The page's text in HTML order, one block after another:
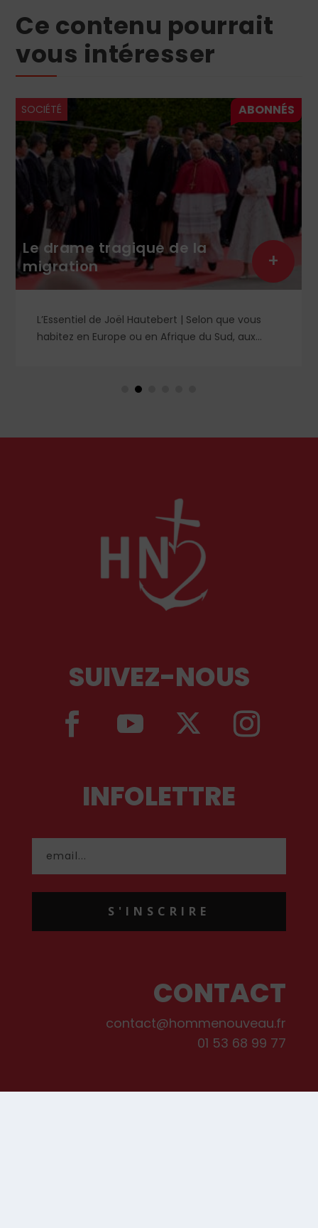
Ce contenu pourrait
vous intéresser
SOCIÉTÉ
Le drame tragique de la
migration
L’Essentiel de Joël Hautebert | Selon que vous
habitez en Europe ou en Afrique du Sud, aux
événements aux Pays-Bas ou en Irlande
comme l'a rappelé Léon XIV récemment.
+
SUIVEZ-NOUS
INFOLETTRE
S'INSCRIRE
CONTACT
contact@hommenouveau.fr
01 53 68 99 77